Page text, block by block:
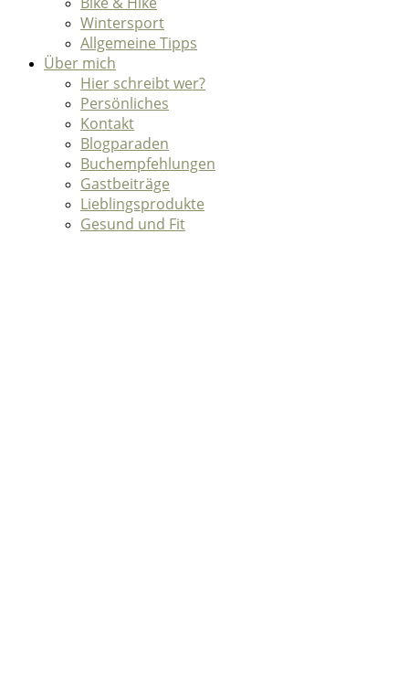
Wintersport
Allgemeine Tipps
Über mich
Hier schreibt wer?
Persönliches
Kontakt
Blogparaden
Buchempfehlungen
Gastbeiträge
Lieblingsprodukte
Gesund und Fit